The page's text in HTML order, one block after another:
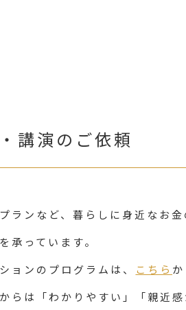
講演のご依頼
ランなど、暮らしに身近なお
承っています。
ョンのプログラムは、 こちら
らは「わかりやすい」「親近